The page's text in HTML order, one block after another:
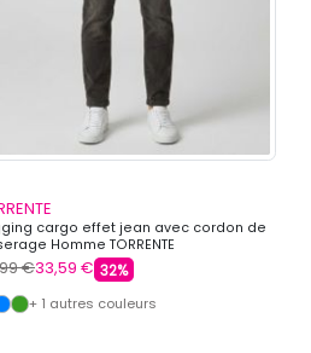
cargo effet jean avec cordon de
Homme TORRENTE
€33,59 € 32%
+ 1 autres couleurs